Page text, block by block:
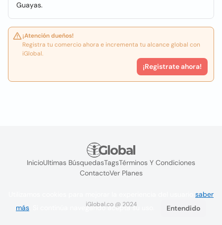
Guayas.
¡Atención dueños!
Registra tu comercio ahora e incrementa tu alcance global con
iGlobal.
¡Registrate ahora!
InicioUltimas BúsquedasTagsTérminos Y Condiciones
ContactoVer Planes
iGlobal.co @ 2024
saber
más . Si continúa navegando acepta su uso. Entendido